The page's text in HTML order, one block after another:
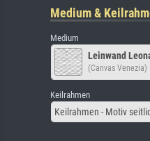
Medium &
Medium
Leinwand
(Canvas Venezia)
Keilrahmen
Keilrahmen - Motiv